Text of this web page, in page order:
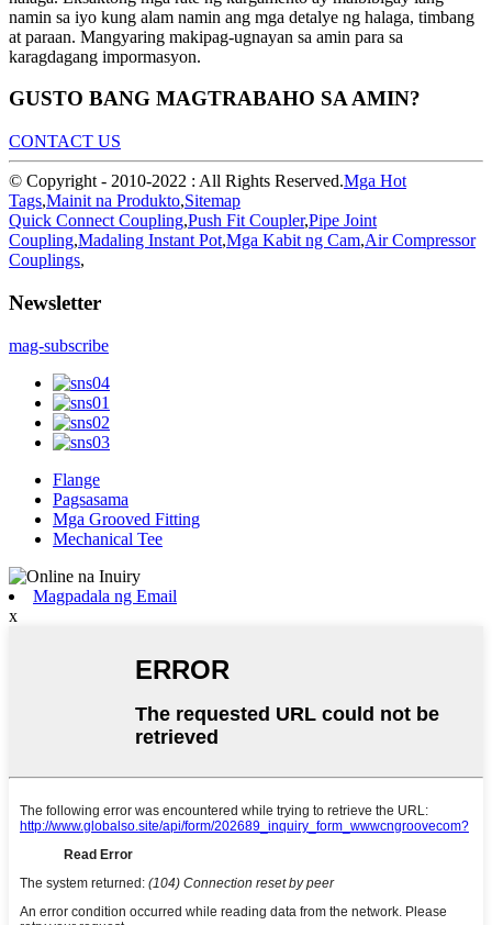
namin sa iyo kung alam namin ang mga detalye ng halaga, timbang
at paraan. Mangyaring makipag-ugnayan sa amin para sa
karagdagang impormasyon.
GUSTO BANG MAGTRABAHO SA AMIN?
CONTACT US
© Copyright - 2010-2022 : All Rights Reserved.Mga Hot
Tags,Mainit na Produkto,Sitemap
Quick Connect Coupling,Push Fit Coupler,Pipe Joint
Coupling,Madaling Instant Pot,Mga Kabit ng Cam,Air Compressor
Couplings,
Newsletter
mag-subscribe
Flange
Pagsasama
Mga Grooved Fitting
Mechanical Tee
Magpadala ng Email
x